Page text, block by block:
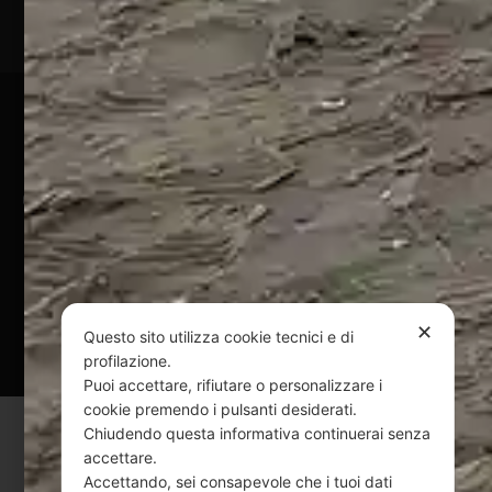
Pagamenti Sicuri
@ Copyright 2024 Webpesca è un brand Intent di Federico
Andrenacci P.Iva 01917920678
Via G. Galilei n. 2 – 64018 Tortoreto TE | REA TE-168019 |
Mail:info@webpesca.it| Pec: federicoandrenacci@pec.it
Questo sito è protetto da Google reCAPTCHA
Privacy Policy
✕
Questo sito utilizza cookie tecnici e di
profilazione.
Puoi accettare, rifiutare o personalizzare i
cookie premendo i pulsanti desiderati.
Chiudendo questa informativa continuerai senza
accettare.
Accettando, sei consapevole che i tuoi dati